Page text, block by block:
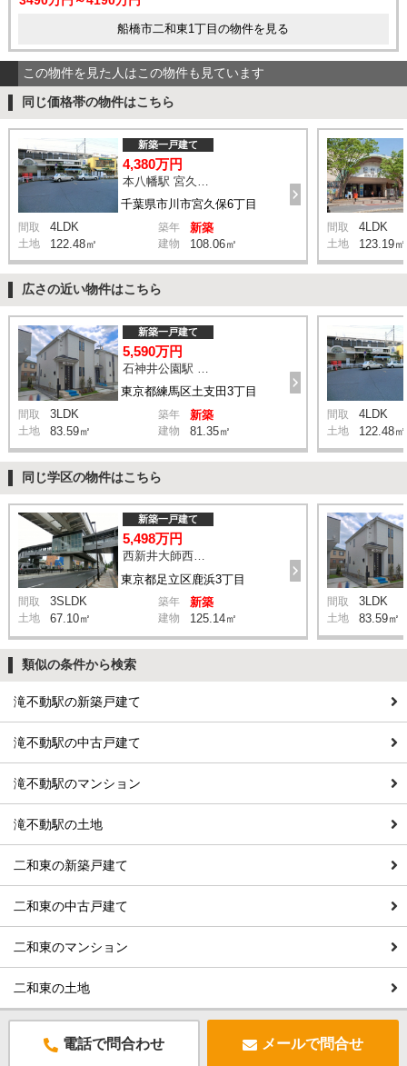
船橋市二和東1丁目の物件を見る
この物件を見た人はこの物件も見ています
同じ価格帯の物件はこちら
千葉県市川市宮久保6丁目
新築一戸建て
4,380万円
間取 4LDK 築年 新築
土地 122.48㎡ 建物 108.06㎡
間取 4LDK
土地 123.19㎡
広さの近い物件はこちら
東京都練馬区土支田3丁目
新築一戸建て
5,590万円
石神井公園駅 橋戸小学校 バス15分 停歩4分
間取 3LDK 築年 新築
土地 83.59㎡ 建物 81.35㎡
間取 4LDK
土地 122.48㎡
同じ学区の物件はこちら
東京都足立区鹿浜3丁目
新築一戸建て
5,498万円
西新井大師西駅 鹿浜三丁目交差点 バス14分 停歩4分
間取 3SLDK 築年 新築
土地 67.10㎡ 建物 125.14㎡
間取 3LDK
土地 83.59㎡
類似の条件から検索
滝不動駅の新築戸建て
滝不動駅の中古戸建て
滝不動駅のマンション
滝不動駅の土地
二和東の新築戸建て
二和東の中古戸建て
二和東のマンション
二和東の土地
電話で問合わせ メールで問合せ